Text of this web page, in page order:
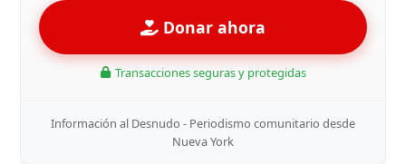
Donar ahora
Transacciones seguras y protegidas
Información al Desnudo - Periodismo comunitario desde
Nueva York